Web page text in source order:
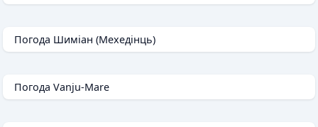
Погода Шиміан (Мехедінць)
Погода Vanju-Mare